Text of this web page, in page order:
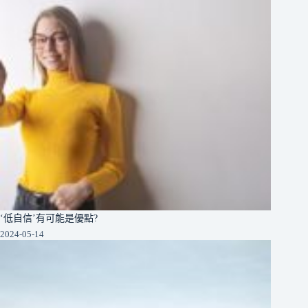
‘低自信’有可能是優點?
2024-05-14